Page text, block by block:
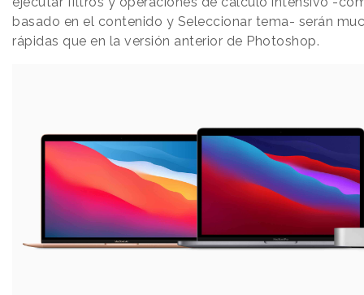
basado en el contenido y Seleccionar tema- serán
rápidas que en la versión anterior de Photoshop.